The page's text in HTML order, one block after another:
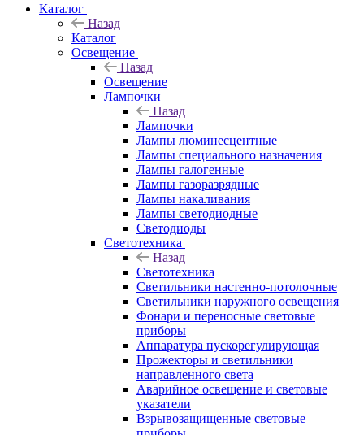
Каталог
Назад
Каталог
Освещение
Назад
Освещение
Лампочки
Назад
Лампочки
Лампы люминесцентные
Лампы специального назначения
Лампы галогенные
Лампы газоразрядные
Лампы накаливания
Лампы светодиодные
Светодиоды
Светотехника
Назад
Светотехника
Светильники настенно-потолочные
Светильники наружного освещения
Фонари и переносные световые
приборы
Аппаратура пускорегулирующая
Прожекторы и светильники
направленного света
Аварийное освещение и световые
указатели
Взрывозащищенные световые